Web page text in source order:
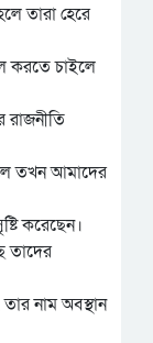
তারা হেরে
করতে চাইলে
রাজনীতি
তখন আমাদের
করেছেন।
তাদের
নাম অবস্থান